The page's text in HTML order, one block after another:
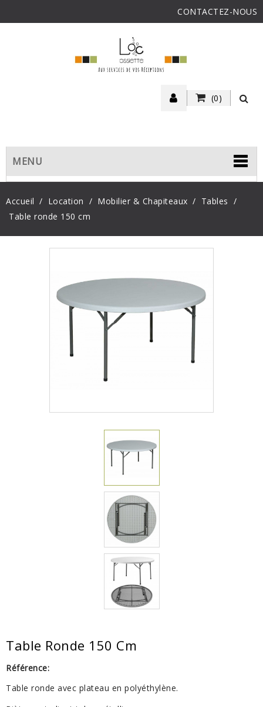
CONTACTEZ-NOUS
(0)
MENU
Accueil Location Mobilier & Chapiteaux
Tables
Table ronde 150 cm
Table Ronde 150 Cm
Référence:
Table ronde avec plateau en polyéthylène.